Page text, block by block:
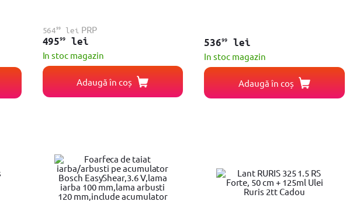
56499 lei PRP
49599
lei
In stoc magazin
Adaugă în coș
53699
lei
In stoc magazin
Adaugă în coș